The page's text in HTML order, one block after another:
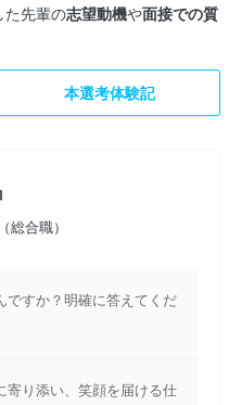
た先輩の志望動機や面接での質
本選考体験記
総合職）
ですか？明確に答えてくだ
寄り添い、笑顔を届ける仕